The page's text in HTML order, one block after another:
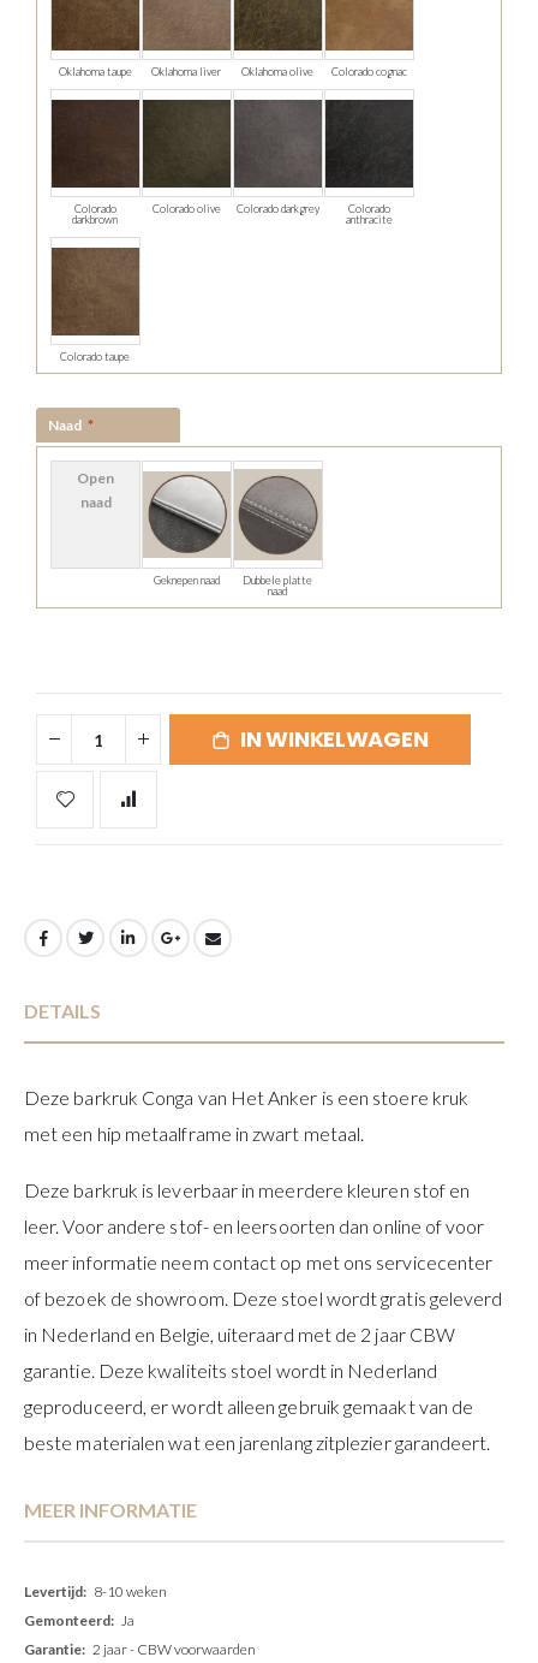
Oklahoma taupe Oklahoma liver Oklahoma olive Colorado cognac
Colorado
darkbrown
Colorado olive Colorado darkgrey
Colorado
anthracite
Colorado taupe
Naad
Open
naad
Geknepen naad
Dubbele platte
naad
IN WINKELWAGEN
DETAILS
Deze barkruk Conga van Het Anker is een stoere kruk
met een hip metaalframe in zwart metaal.
Deze barkruk is leverbaar in meerdere kleuren stof en
leer. Voor andere stof- en leersoorten dan online of voor
meer informatie neem contact op met ons servicecenter
of bezoek de showroom. Deze stoel wordt gratis geleverd
in Nederland en Belgie, uiteraard met de 2 jaar CBW
garantie. Deze kwaliteits stoel wordt in Nederland
geproduceerd, er wordt alleen gebruik gemaakt van de
beste materialen wat een jarenlang zitplezier garandeert.
MEER INFORMATIE
Meer
informatie
8-10 weken
Ja
2 jaar - CBW voorwaarden